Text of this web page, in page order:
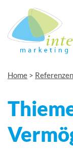
Home > Referenzen